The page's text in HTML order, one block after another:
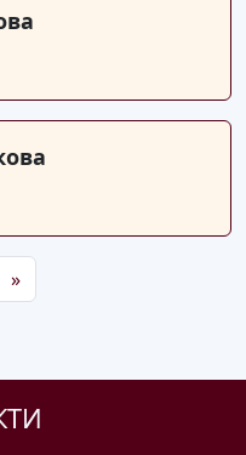
»Следваща